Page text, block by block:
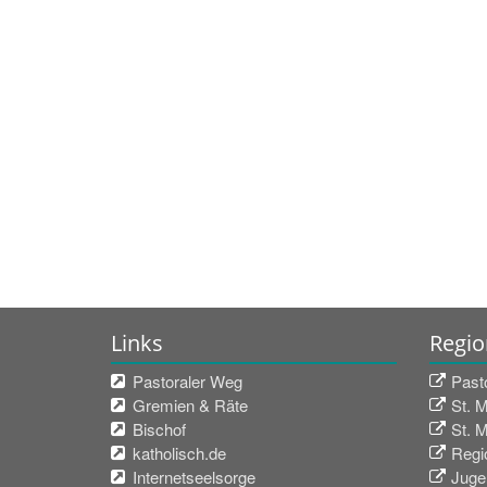
Links
Pastoraler Weg
Gremien & Räte
Bischof
katholisch.de
Internetseelsorge
St.
St.